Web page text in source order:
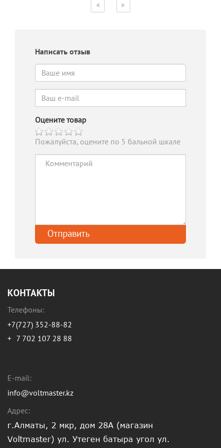
Написать отзыв
Оцените товар
Пожалуйста, оцените по 5 бальной шкале
КОНТАКТЫ
Телефоны:
+7(727) 352-88-82
+ 7 702 107 28 88
E-mail:
info@voltmaster.kz
Адрес:
г.Алматы, 2 мкр, дом 28А (магазин
Voltmaster) ул. Утеген батыра угол ул.